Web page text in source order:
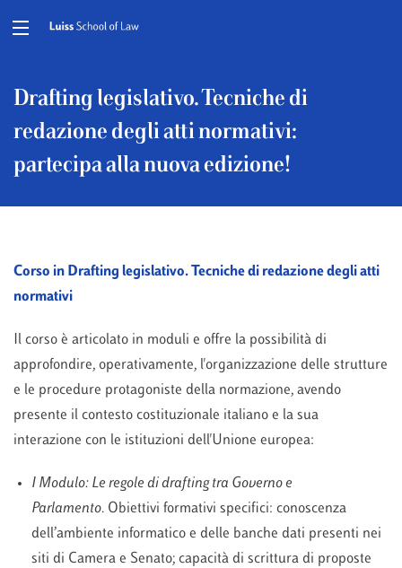
Drafting legislativo. Tecniche di
redazione degli atti normativi:
partecipa alla nuova edizione!
Corso in Drafting legislativo. Tecniche di redazione degli atti
normativi
Il corso è articolato in moduli e offre la possibilità di
approfondire, operativamente, l'organizzazione delle strutture
e le procedure protagoniste della normazione, avendo
presente il contesto costituzionale italiano e la sua
interazione con le istituzioni dell'Unione europea:
I Modulo: Le regole di drafting tra Governo e
Parlamento. Obiettivi formativi specifici: conoscenza
dell’ambiente informatico e delle banche dati presenti nei
siti di Camera e Senato; capacità di scrittura di proposte